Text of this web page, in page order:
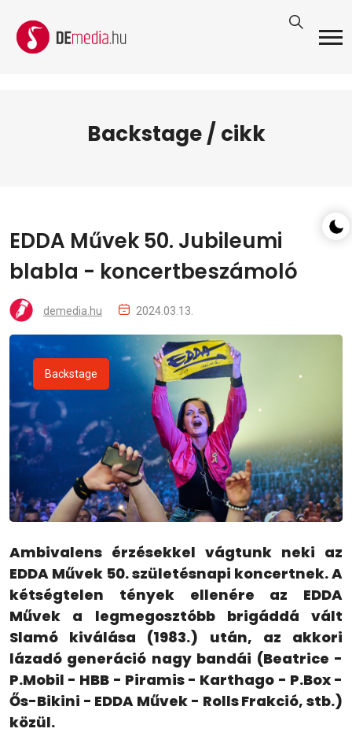
Backstage / cikk
EDDA Művek 50. Jubileumi
blabla - koncertbeszámoló
demedia.hu 2024.03.13.
Backstage
Ambivalens érzésekkel vágtunk neki az
EDDA Művek 50. születésnapi koncertnek. A
kétségtelen tények ellenére az EDDA
Művek a legmegosztóbb brigáddá vált
Slamó kiválása (1983.) után, az akkori
lázadó generáció nagy bandái (Beatrice -
P.Mobil - HBB - Piramis - Karthago - P.Box -
Ős-Bikini - EDDA Művek - Rolls Frakció, stb.)
közül.